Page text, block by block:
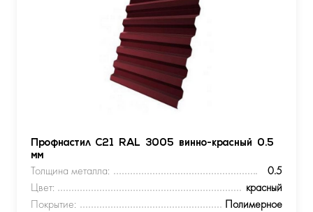
Профнастил С21 RAL 3005 винно-красный 0.5
мм
Толщина металла:
0.5
Цвет:
красный
Покрытие:
Полимерное